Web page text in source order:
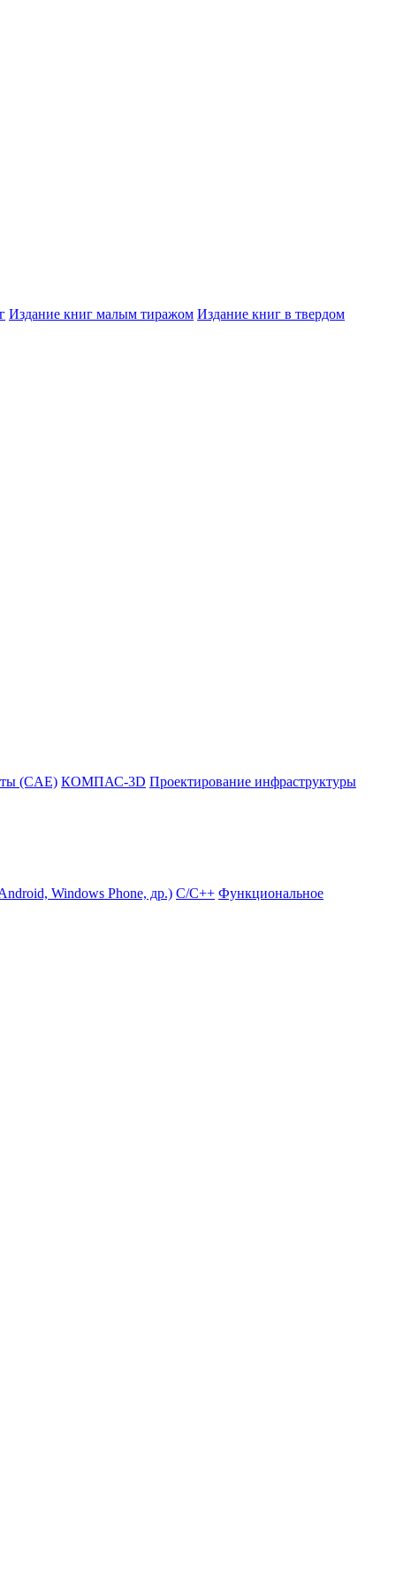
Издание книг малым тиражом Издание книг в твердом
(CAE) КОМПАС-3D Проектирование инфраструктуры
Windows Phone, др.) С/С++ Функциональное